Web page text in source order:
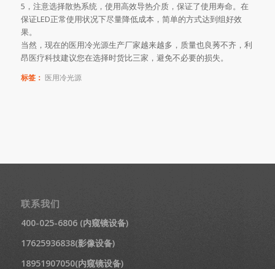
5，注意选择散热系统，使用高效导热介质，保证了使用寿命。在
保证LED正常使用状况下尽量降低成本，简单的方式达到组好效
果。
当然，现在的医用冷光源生产厂家越来越多，质量也良莠不齐，利
昂医疗科技建议您在选择时货比三家，避免不必要的损失。
标签： 医用冷光源
联系我们
400-025-6806 (内窥镜设备)
17625936838(影像设备)
18951907050(内窥镜设备)